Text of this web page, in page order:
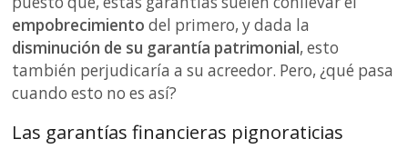
empobrecimiento del primero, y dada la
disminución de su garantía patrimonial, esto
también perjudicaría a su acreedor. Pero, ¿qué pasa
cuando esto no es así?
Las garantías financieras pignoraticias